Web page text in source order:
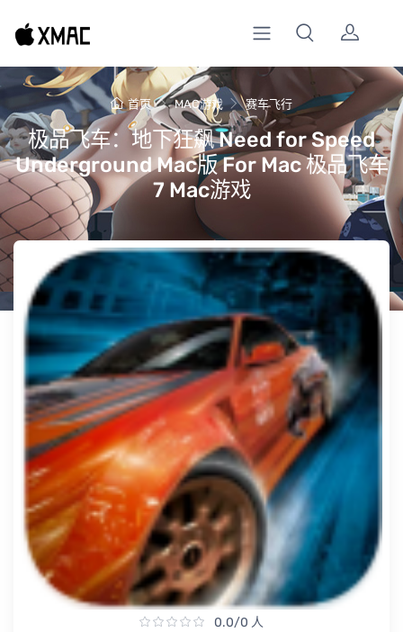
首页 MAC游戏 赛车飞行
极品飞车：地下狂飙 Need for Speed
Underground Mac版 For Mac 极品飞车
7 Mac游戏
0.0/0 人